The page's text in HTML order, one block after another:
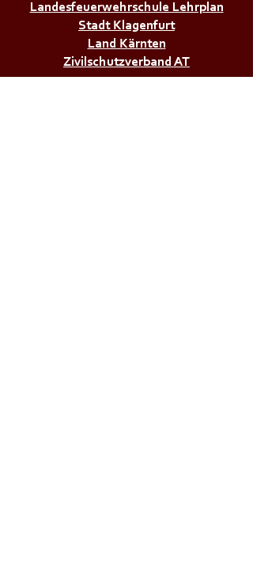
Landesfeuerwehrschule Lehrplan
Stadt Klagenfurt
Land Kärnten
Zivilschutzverband AT